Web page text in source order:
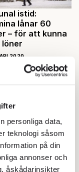
personliga data,
teknologi såsom
på din
annonser och
åskådarinsikter
istid:
lånar 60
– för att kunna
löner
2020
INRIKES
lånar 60 miljoner
som betyder att
ner sin dotters
om